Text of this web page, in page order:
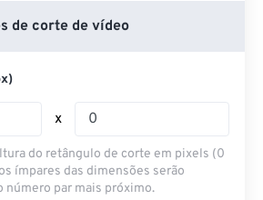
de corte de vídeo
x
do retângulo de corte em pixels (0
ímpares das dimensões serão
número par mais próximo.